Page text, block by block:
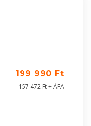
199 990 Ft
157 472 Ft + ÁFA